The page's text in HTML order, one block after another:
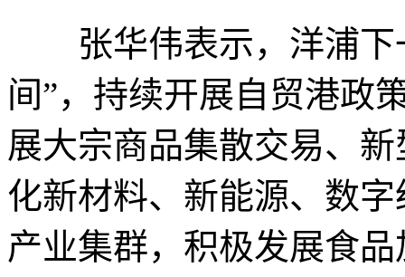
张华伟表示，洋浦下
间”，持续开展自贸港政
展大宗商品集散交易、
化新材料、新能源、数
产业集群，积极发展食